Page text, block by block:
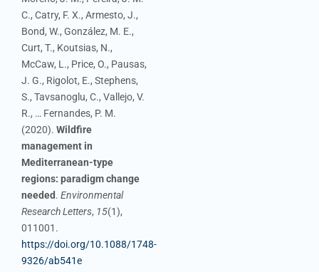
C., Catry, F. X., Armesto, J.,
Bond, W., González, M. E.,
Curt, T., Koutsias, N.,
McCaw, L., Price, O., Pausas,
J. G., Rigolot, E., Stephens,
S., Tavsanoglu, C., Vallejo, V.
R., … Fernandes, P. M.
(2020). Wildfire
management in
Mediterranean-type
regions: paradigm change
needed . Environmental
Research Letters, 15(1),
011001.
https://doi.org/10.1088/1748-
9326/ab541e